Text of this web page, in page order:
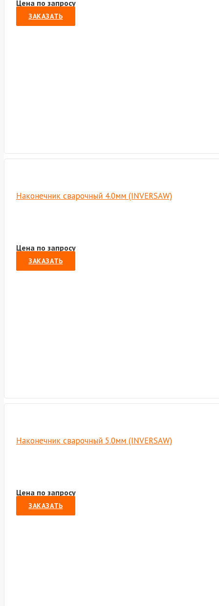
Цена по запросу
ЗАКАЗАТЬ
Наконечник сварочный 4.0мм (INVERSAW)
Цена по запросу
ЗАКАЗАТЬ
Наконечник сварочный 5.0мм (INVERSAW)
Цена по запросу
ЗАКАЗАТЬ